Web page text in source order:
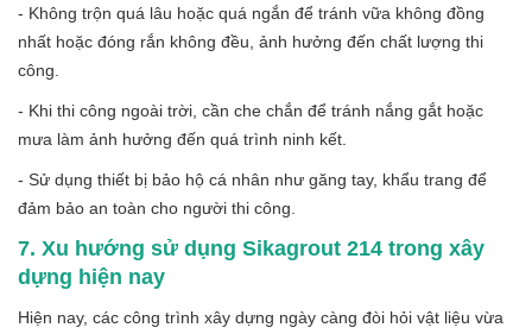
- Không trộn quá lâu hoặc quá ngắn để tránh vữa không đồng
nhất hoặc đóng rắn không đều, ảnh hưởng đến chất lượng thi
công.
- Khi thi công ngoài trời, cần che chắn để tránh nắng gắt hoặc
mưa làm ảnh hưởng đến quá trình ninh kết.
- Sử dụng thiết bị bảo hộ cá nhân như găng tay, khẩu trang để
đảm bảo an toàn cho người thi công.
7. Xu hướng sử dụng Sikagrout 214 trong xây
dựng hiện nay
Hiện nay, các công trình xây dựng ngày càng đòi hỏi vật liệu vừa